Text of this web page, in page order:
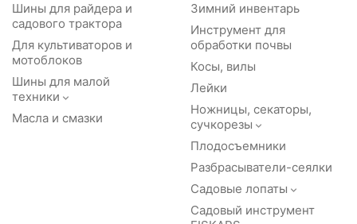
Шины для райдера и
садового трактора
Для культиваторов и
мотоблоков
Шины для малой
техники
Масла и смазки
Зимний инвентарь
Инструмент для
обработки почвы
Косы, вилы
Лейки
Ножницы, секаторы,
сучкорезы
Плодосъемники
Разбрасыватели-сеялки
Садовые лопаты
Садовый инструмент